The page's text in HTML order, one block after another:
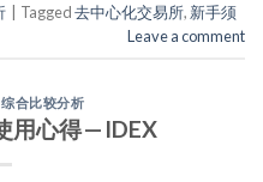
Tagged去中心化交易所, 新手须
Leave a comment
,综合比较分析
用心得 — IDEX